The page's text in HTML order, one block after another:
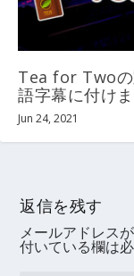
Tea for Twoの
語字幕に付けま
Jun 24, 2021
返信を残す
メールアドレス
付いている欄は